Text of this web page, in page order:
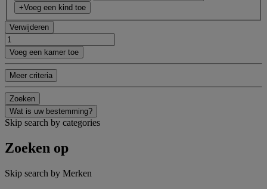
+Voeg een kind toe
Verwijderen
Voeg een kamer toe
Meer criteria
Zoeken
Wat is uw bestemming?
Skip search by categories
Zoeken op
Skip search by Merken